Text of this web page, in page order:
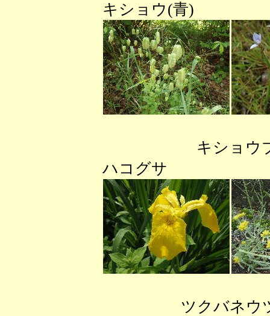
キショウ(
キシ
ハコグ
ツクバ